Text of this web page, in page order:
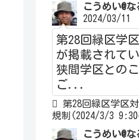
こうめい@
2024/03/11
第28回緑区学
が掲載されて
狭間学区との
ご...
第28回緑区学区
規制(2024/3/3 9:30
こうめい@